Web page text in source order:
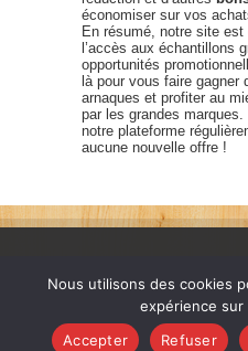
économiser sur vos
En résumé, notre site
l’accès aux échantillons
opportunités
là pour vous faire gagner
arnaques et profiter au
par les grandes
notre plateforme
aucune nouvelle offre !
France échantillons
Nous utilisons des cookies
expérience
Accepter
Refuser